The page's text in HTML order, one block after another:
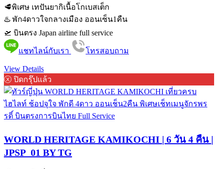
🥩พิเศษ เทปันยากิเนื้อโกเบสเต็ก
♨️ พัก4ดาวใจกลางเมือง ออนเซ็น1คืน
🛫 บินตรง Japan airline full service
แชทไลน์กับเรา โทรสอบถาม
View Details
ⓧ ปิดกรุ๊ปแล้ว
WORLD HERITAGE KAMIKOCHI | 6 วัน 4 คืน |
JPSP_01 BY TG